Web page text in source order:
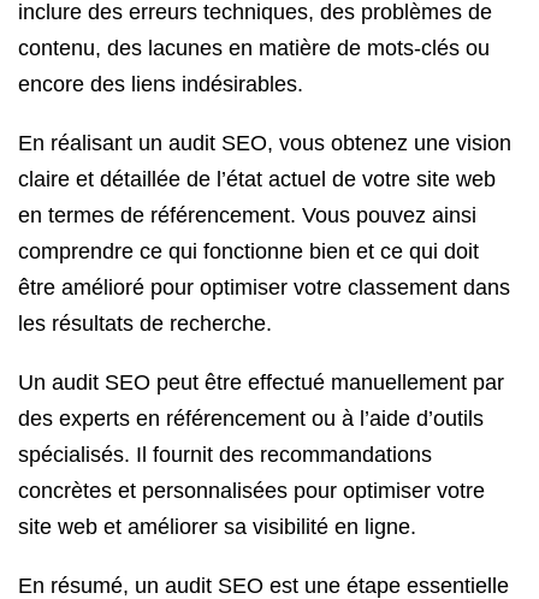
inclure des erreurs techniques, des problèmes de
contenu, des lacunes en matière de mots-clés ou
encore des liens indésirables.
En réalisant un audit SEO, vous obtenez une vision
claire et détaillée de l’état actuel de votre site web
en termes de référencement. Vous pouvez ainsi
comprendre ce qui fonctionne bien et ce qui doit
être amélioré pour optimiser votre classement dans
les résultats de recherche.
Un audit SEO peut être effectué manuellement par
des experts en référencement ou à l’aide d’outils
spécialisés. Il fournit des recommandations
concrètes et personnalisées pour optimiser votre
site web et améliorer sa visibilité en ligne.
En résumé, un audit SEO est une étape essentielle